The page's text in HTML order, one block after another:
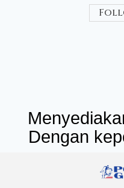
Dengan